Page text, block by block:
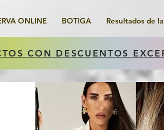
ONLINE BOTIGA Resultados de
CON DESCUENTOS